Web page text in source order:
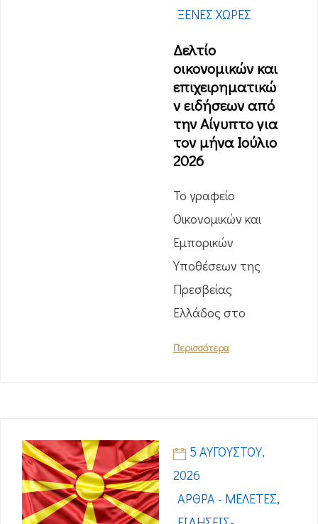
ΞΈΝΕΣ ΧΏΡΕΣ
Δελτίο
οικονομικών και
επιχειρηματικώ
ν ειδήσεων από
την Αίγυπτο για
τον μήνα Ιούλιο
2026
Το γραφείο
Οικονομικών και
Εμπορικών
Υποθέσεων της
Πρεσβείας
Ελλάδος στο
Περισσότερα
5 ΑΥΓΟΎΣΤΟΥ,
2026
ΆΡΘΡΑ - ΜΕΛΈΤΕΣ,